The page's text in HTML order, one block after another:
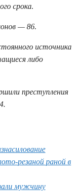
срока.
— 86.
источника
либо
преступления
резаной раной в
мужчину